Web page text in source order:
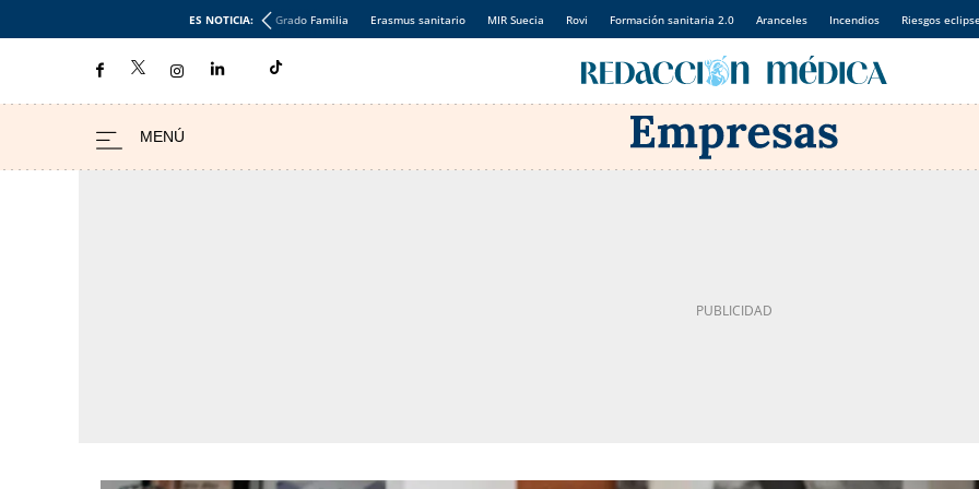
ES NOTICIA: Grado Familia Erasmus sanitario MIR Suecia Rovi Formación sanitaria 2.0 Aranceles Incendios Riesgos